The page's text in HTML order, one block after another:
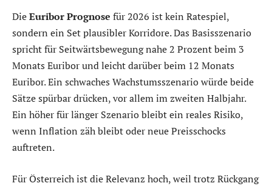
DieEuribor Prognose für 2026 ist kein Ratespiel,
sondern ein Set plausibler Korridore. Das Basisszenario
spricht für Seitwärtsbewegung nahe 2 Prozent beim 3
Monats Euribor und leicht darüber beim 12 Monats
Euribor. Ein schwaches Wachstumsszenario würde beide
Sätze spürbar drücken, vor allem im zweiten Halbjahr.
Ein höher für länger Szenario bleibt ein reales Risiko,
wenn Inflation zäh bleibt oder neue Preisschocks
auftreten.
Für Österreich ist die Relevanz hoch, weil trotz Rückgang